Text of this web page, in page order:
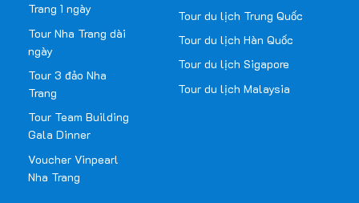
Trang 1 ngày
Tour Nha Trang dài
ngày
Tour 3 đảo Nha
Trang
Tour Team Building
Gala Dinner
Voucher Vinpearl
Nha Trang
Tour du lịch Trung Quốc
Tour du lịch Hàn Quốc
Tour du lịch Sigapore
Tour du lịch Malaysia